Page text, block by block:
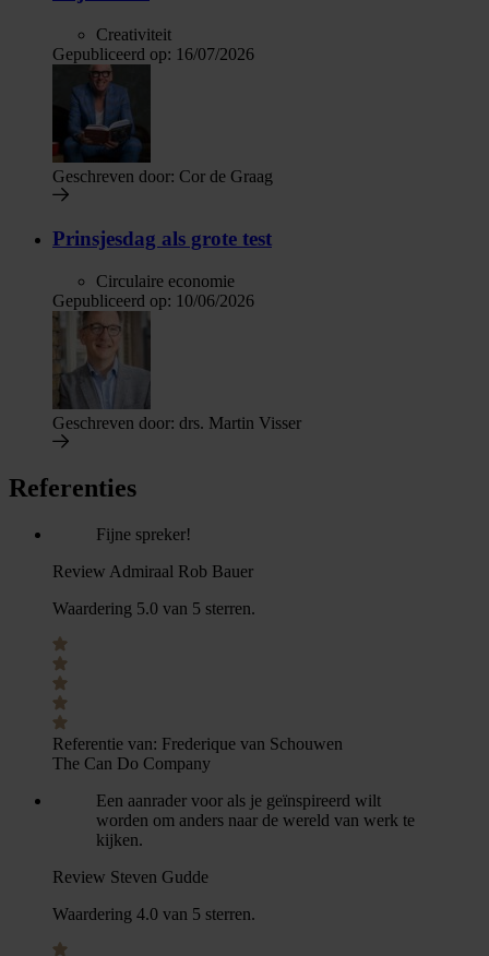
Creativiteit
Gepubliceerd op: 16/07/2026
Geschreven door: Cor de Graag
Prinsjesdag als grote test
Circulaire economie
Gepubliceerd op: 10/06/2026
Geschreven door: drs. Martin Visser
Referenties
Fijne spreker!
Review Admiraal Rob Bauer
Waardering 5.0 van 5 sterren.
Referentie van: Frederique van Schouwen
The Can Do Company
Een aanrader voor als je geïnspireerd wilt
worden om anders naar de wereld van werk te
kijken.
Review Steven Gudde
Waardering 4.0 van 5 sterren.